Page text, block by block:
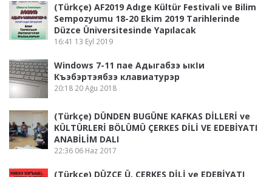
(Türkçe) AF2019 Adıge Kültür Festivali ve Bilim
Sempozyumu 18-20 Ekim 2019 Tarihlerinde
Düzce Üniversitesinde Yapılacak
16:41 13 Eyl 2019
Windows 7-11 пае Адыгабзэ ыкӏи
Къэбэртэябзэ клавиатурэр
20:18 20 Ağu 2018
(Türkçe) DÜNDEN BUGÜNE KAFKAS DİLLERİ ve
KÜLTÜRLERİ BÖLÜMÜ ÇERKES DİLİ VE EDEBİYATI
ANABİLİM DALI
22:36 06 Haz 2017
(Türkçe) DÜZCE Ü. ÇERKES DİLİ ve EDEBİYATI